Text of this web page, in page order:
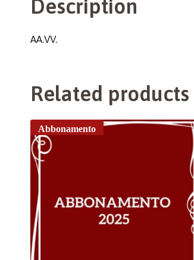
Description
AA.VV.
Related products
Abbonamento